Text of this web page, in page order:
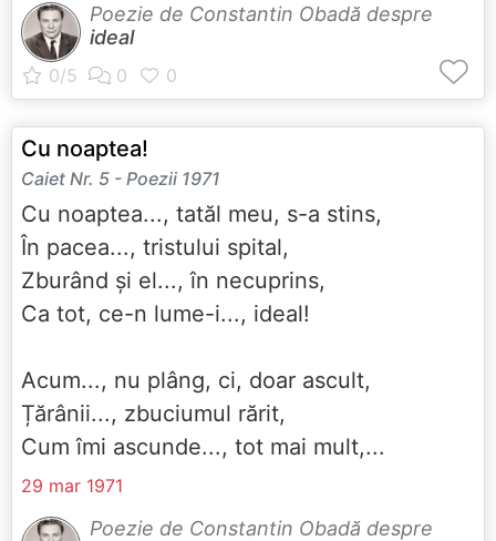
Poezie de Constantin Obadă despre
ideal
Cu noaptea!
Caiet Nr. 5 - Poezii 1971
Cu noaptea..., tatăl meu, s-a stins,
În pacea..., tristului spital,
Zburând și el..., în necuprins,
Ca tot, ce-n lume-i..., ideal!
Acum..., nu plâng, ci, doar ascult,
Țărânii..., zbuciumul rărit,
Cum îmi ascunde..., tot mai mult,...
29 mar 1971
Poezie de Constantin Obadă despre